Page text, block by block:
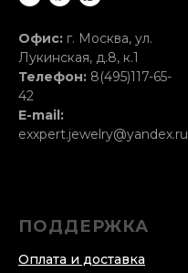
Офис: г. Москва, ул.
Лукинская, д.8, к.1
Телефон: 8(495)117-65-
42
E-mail:
exxpert.jewelry@yandex.ru
ПОДДЕРЖКА
Оплата и доставка